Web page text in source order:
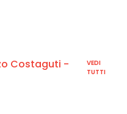
Costaguti -
VEDI
TUTTI